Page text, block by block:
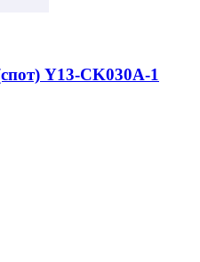
Y13-CK030A-1